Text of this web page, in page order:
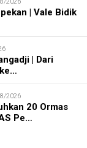
| Vale Bidik
| Dari
2026
20 Ormas
Pe…